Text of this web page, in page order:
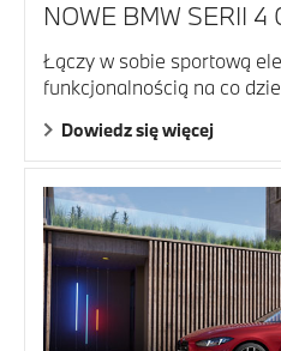
NOWE BMW SERII 4
Łączy w sobie sportową
funkcjonalnością na co
Dowiedz się więcej